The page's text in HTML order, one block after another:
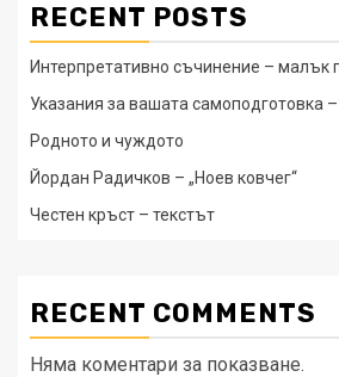
RECENT POSTS
Интерпретативно съчинение – малък
Указания за вашата самоподготовка
Родното и чуждото
Йордан Радичков – „Ноев ковчег“
Честен кръст – текстът
RECENT COMMENTS
Няма коментари за показване.